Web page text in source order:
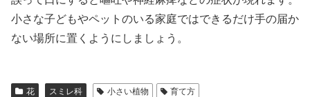
小さな子どもやペットのいる家庭ではできるだけ手の届か
ない場所に置くようにしましょう。
花 スミレ科 小さい植物 育て方